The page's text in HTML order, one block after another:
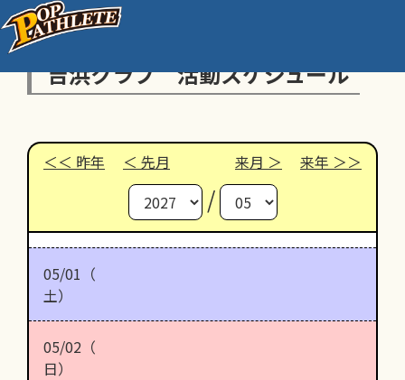
吉浜クラブ 活動スケジュール
昨年 先月 来月 来年
/
05/01（
土）
05/02（
日）